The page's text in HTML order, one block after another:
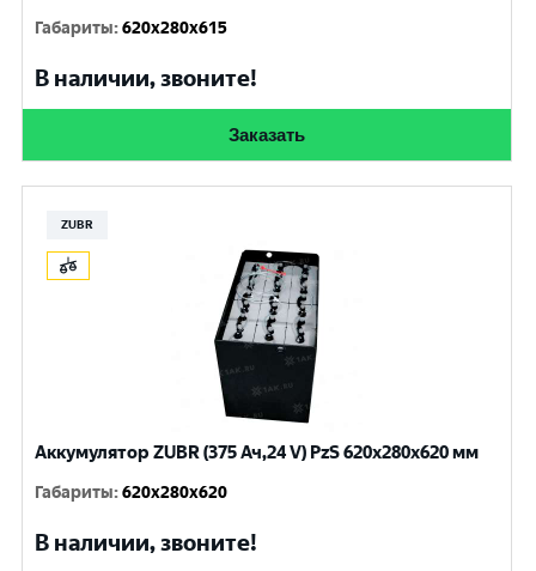
Габариты:620x280x615
В наличии, звоните!
Заказать
ZUBR
Аккумулятор ZUBR (375 Ач,24 V) PzS 620x280x620 мм
Габариты:620x280x620
В наличии, звоните!